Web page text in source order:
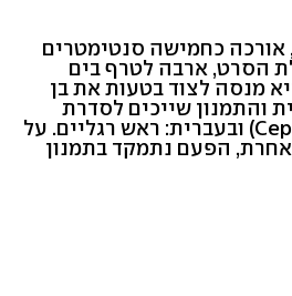
אורכה כחמישה סנטימטרים
הסרט, ארבה לטרף בים
מנסה לצוד בטעות את בן
והתמנון שייכים לסדרת
הסילוניות (Cephalopods) ובעברית: ראש רגליים. על
אחרת, הפעם נתמקד בתמנון